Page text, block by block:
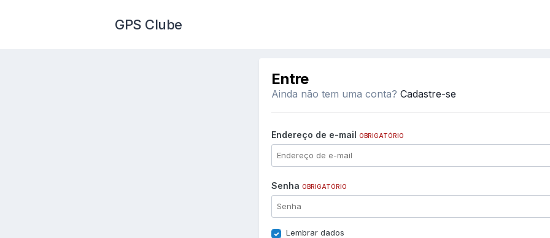
GPS Clube
Entre
Ainda não tem uma conta? Cadastre-se
Endereço de e-mail OBRIGATÓRIO
Senha OBRIGATÓRIO
Lembrar dados